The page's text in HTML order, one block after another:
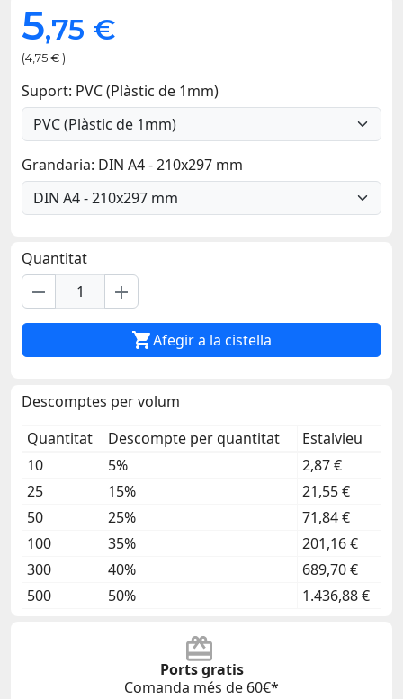
5,75 €
(4,75 € )
Suport: PVC (Plàstic de 1mm)
Grandaria: DIN A4 - 210x297 mm
Quantitat
remove add
Afegir a la cistella
Descomptes per volum
Quantitat
Descompte per quantitat
Estalvieu
10
5%
2,87 €
25
15%
21,55 €
50
25%
71,84 €
100
35%
201,16 €
300
40%
689,70 €
500
50% 1.436,88 €
Ports gratis
Comanda més de 60€*